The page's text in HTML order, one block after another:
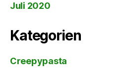
Juli 2020
Kategorien
Creepypasta